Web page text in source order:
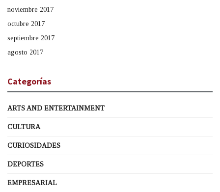
noviembre 2017
octubre 2017
septiembre 2017
agosto 2017
Categorías
ARTS AND ENTERTAINMENT
CULTURA
CURIOSIDADES
DEPORTES
EMPRESARIAL